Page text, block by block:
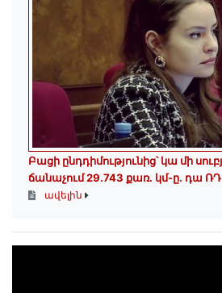
Բացի ընդդիմությունից՝ կա մի
ճանաչում 29.743 քառ. կմ-ը. դա ՌԴ-
ավելին